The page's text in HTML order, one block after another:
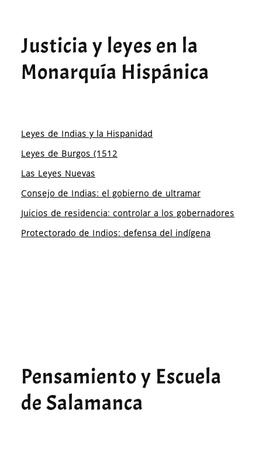
Justicia y leyes en la
Monarquía Hispánica
Leyes de Indias y la Hispanidad
Leyes de Burgos (1512
Las Leyes Nuevas
Consejo de Indias: el gobierno de ultramar
Juicios de residencia: controlar a los gobernadores
Protectorado de Indios: defensa del indígena
Pensamiento y Escuela
de Salamanca